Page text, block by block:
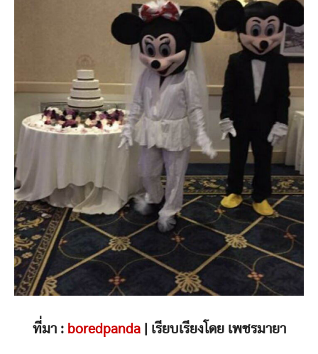
ที่มา : boredpanda| เรียบเรียงโดย เพชรมายา